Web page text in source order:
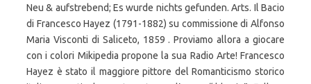
Neu & aufstrebend; Es wurde nichts gefunden. Arts. Il Bacio
di Francesco Hayez (1791-1882) su commissione di Alfonso
Maria Visconti di Saliceto, 1859 . Proviamo allora a giocare
con i colori Mikipedia propone la sua Radio Arte! Francesco
Hayez è stato il maggiore pittore del Romanticismo storico